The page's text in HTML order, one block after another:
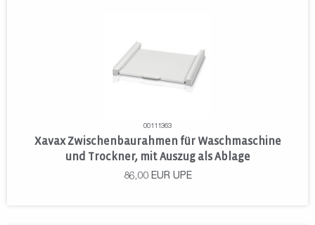
00111363
Xavax Zwischenbaurahmen für Waschmaschine
und Trockner, mit Auszug als Ablage
86,00 EUR UPE